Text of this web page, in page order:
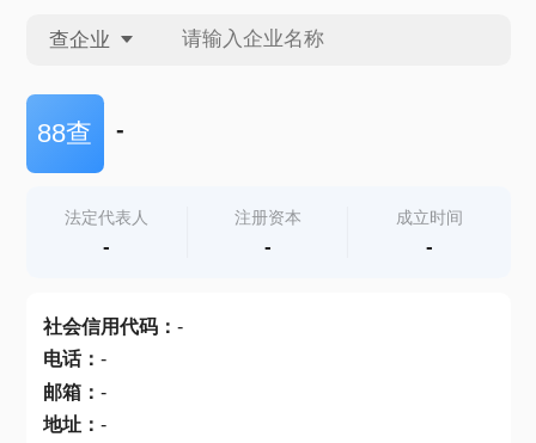
查企业
查企业
查产地
88查 -
法定代表人
-
注册资本
-
成立时间
-
社会信用代码： -
电话： -
邮箱： -
地址： -